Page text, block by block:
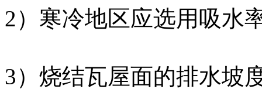
2）寒冷地区应选用吸水
3）烧结瓦屋面的排水坡